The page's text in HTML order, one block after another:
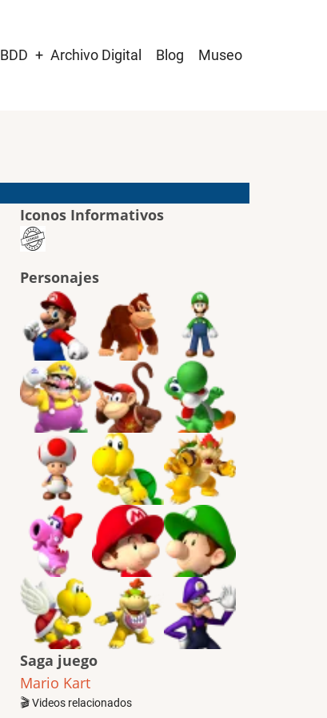
BDD Archivo Digital Blog Museo
Iconos Informativos
Personajes
Saga juego
Mario Kart
🎬 Videos relacionados